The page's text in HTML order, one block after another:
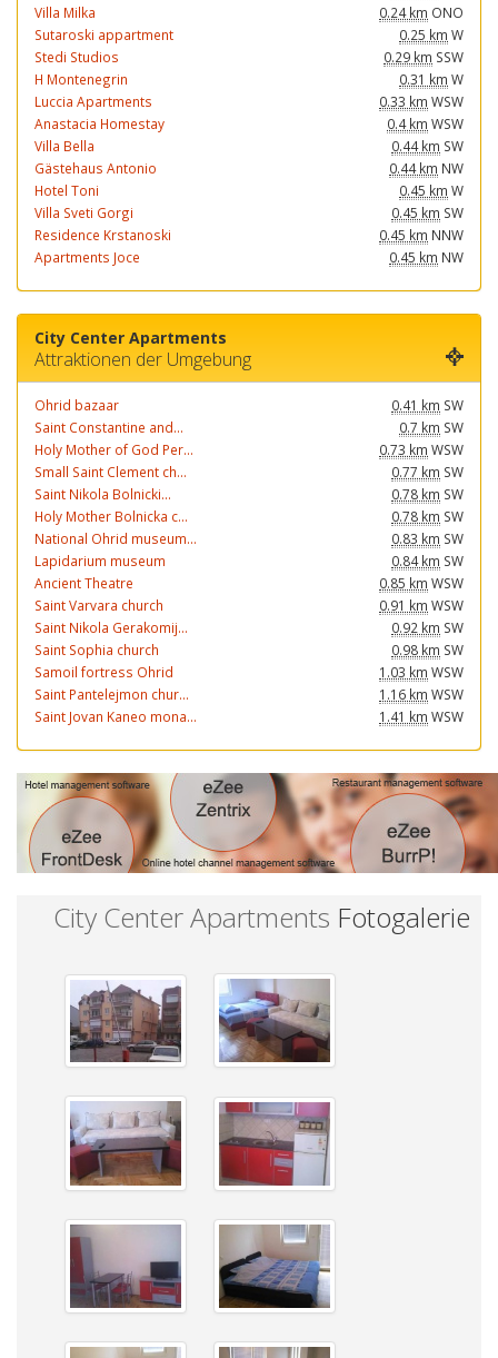
Villa Milka
0.24 km ONO
Sutaroski appartment
0.25 km W
Stedi Studios
0.29 km SSW
H Montenegrin
0.31 km W
Luccia Apartments
0.33 km WSW
Anastacia Homestay
0.4 km WSW
Villa Bella
0.44 km SW
Gästehaus Antonio
0.44 km NW
Hotel Toni
0.45 km W
Villa Sveti Gorgi
0.45 km SW
Residence Krstanoski
0.45 km NNW
Apartments Joce
0.45 km NW
City Center Apartments
Attraktionen der Umgebung
Ohrid bazaar 0.41 km SW
Saint Constantine and...
0.7 km SW
Holy Mother of God Per...
0.73 km WSW
Small Saint Clement ch...
0.77 km SW
Saint Nikola Bolnicki...
0.78 km SW
Holy Mother Bolnicka c...
0.78 km SW
National Ohrid museum...
0.83 km SW
Lapidarium museum
0.84 km SW
Ancient Theatre
0.85 km WSW
Saint Varvara church
0.91 km WSW
Saint Nikola Gerakomij...
0.92 km SW
Saint Sophia church
0.98 km SW
Samoil fortress Ohrid
1.03 km WSW
Saint Pantelejmon chur...
1.16 km WSW
Saint Jovan Kaneo mona...
1.41 km WSW
City Center Apartments Fotogalerie